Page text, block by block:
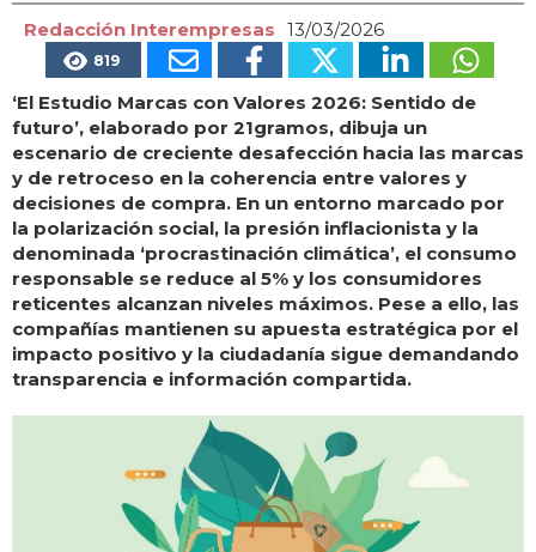
Redacción Interempresas 13/03/2026
819
‘El Estudio Marcas con Valores 2026: Sentido de
futuro’, elaborado por 21gramos, dibuja un
escenario de creciente desafección hacia las marcas
y de retroceso en la coherencia entre valores y
decisiones de compra. En un entorno marcado por
la polarización social, la presión inflacionista y la
denominada ‘procrastinación climática’, el consumo
responsable se reduce al 5% y los consumidores
reticentes alcanzan niveles máximos. Pese a ello, las
compañías mantienen su apuesta estratégica por el
impacto positivo y la ciudadanía sigue demandando
transparencia e información compartida.